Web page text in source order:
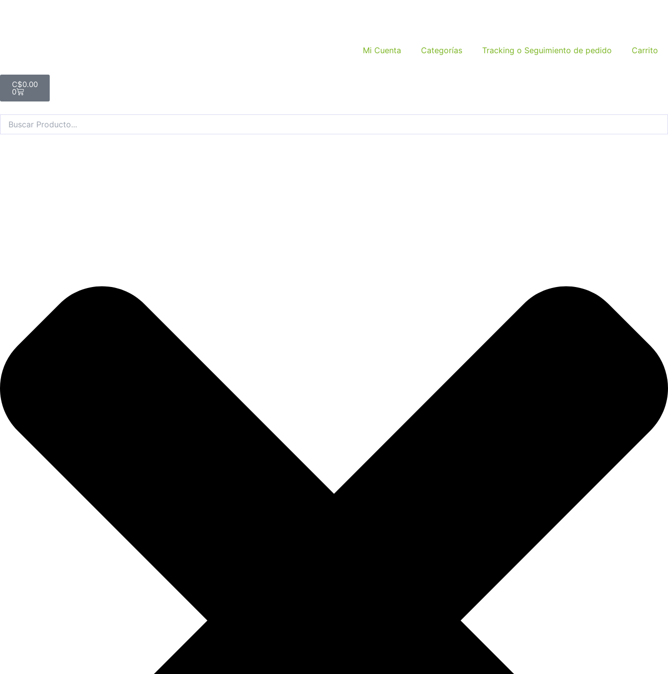
Mi Cuenta
Categorías Tracking o Seguimiento de pedido Carrito
C$0.00
0
Cart